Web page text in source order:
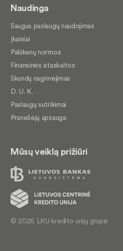
Naudinga
Saugus paslaugų naudojimas
Įkainiai
Palūkanų normos
Finansinės ataskaitos
Skundų nagrinėjimas
D. U. K.
Paslaugų sutrikimai
Pranešėjų apsauga
Mūsų veiklą prižiūri
© 2026 LKU kredito unijų grupė